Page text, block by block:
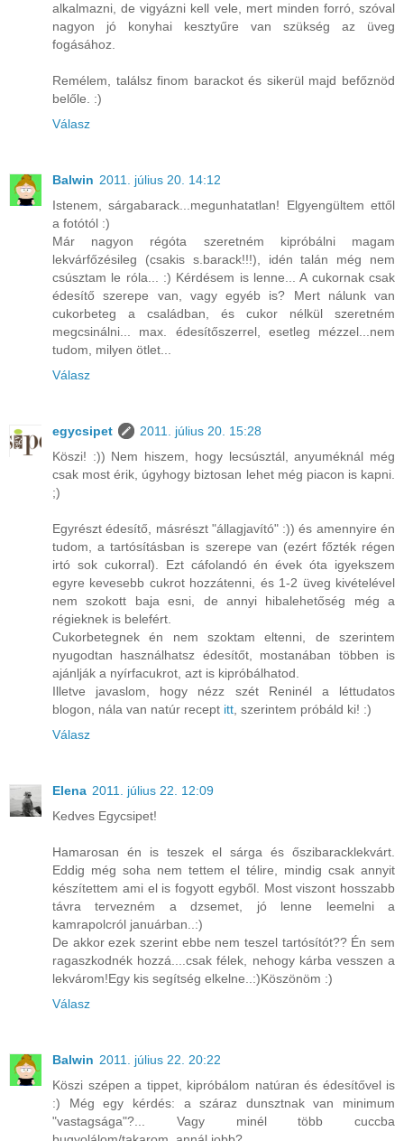
alkalmazni, de vigyázni kell vele, mert minden forró, szóval
nagyon jó konyhai kesztyűre van szükség az üveg
fogásához.
Remélem, találsz finom barackot és sikerül majd befőznöd
belőle. :)
Válasz
Balwin 2011. július 20. 14:12
Istenem, sárgabarack...megunhatatlan! Elgyengültem ettől
a fotótól :)
Már nagyon régóta szeretném kipróbálni magam
lekvárfőzésileg (csakis s.barack!!!), idén talán még nem
csúsztam le róla... :) Kérdésem is lenne... A cukornak csak
édesítő szerepe van, vagy egyéb is? Mert nálunk van
cukorbeteg a családban, és cukor nélkül szeretném
megcsinálni... max. édesítőszerrel, esetleg mézzel...nem
tudom, milyen ötlet...
Válasz
egycsipet
2011. július 20. 15:28
Köszi! :)) Nem hiszem, hogy lecsúsztál, anyuméknál még
csak most érik, úgyhogy biztosan lehet még piacon is kapni.
;)
Egyrészt édesítő, másrészt "állagjavító" :)) és amennyire én
tudom, a tartósításban is szerepe van (ezért főzték régen
irtó sok cukorral). Ezt cáfolandó én évek óta igyekszem
egyre kevesebb cukrot hozzátenni, és 1-2 üveg kivételével
nem szokott baja esni, de annyi hibalehetőség még a
régieknek is belefért.
Cukorbetegnek én nem szoktam eltenni, de szerintem
nyugodtan használhatsz édesítőt, mostanában többen is
ajánlják a nyírfacukrot, azt is kipróbálhatod.
Illetve javaslom, hogy nézz szét Reninél a léttudatos
blogon, nála van natúr recept itt, szerintem próbáld ki! :)
Válasz
Elena 2011. július 22. 12:09
Kedves Egycsipet!
Hamarosan én is teszek el sárga és őszibaracklekvárt.
Eddig még soha nem tettem el télire, mindig csak annyit
készítettem ami el is fogyott egyből. Most viszont hosszabb
távra tervezném a dzsemet, jó lenne leemelni a
kamrapolcról januárban..:)
De akkor ezek szerint ebbe nem teszel tartósítót?? Én sem
ragaszkodnék hozzá....csak félek, nehogy kárba vesszen a
lekvárom!Egy kis segítség elkelne..:)Köszönöm :)
Válasz
Balwin 2011. július 22. 20:22
Köszi szépen a tippet, kipróbálom natúran és édesítővel is
:) Még egy kérdés: a száraz dunsztnak van minimum
"vastagsága"?... Vagy minél több cuccba